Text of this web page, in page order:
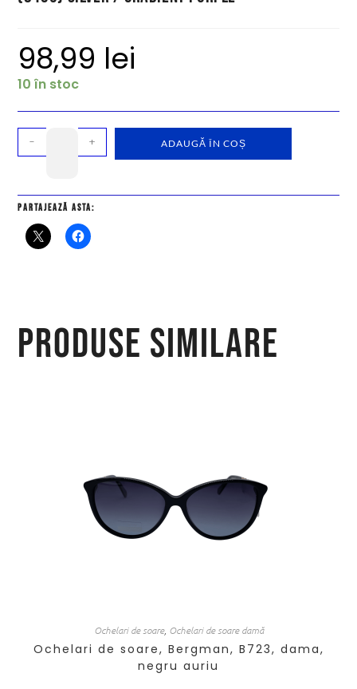
98,99 lei
10 în stoc
- + ADAUGĂ ÎN COȘ
Partajează asta:
Produse similare
Ochelari de soare, Ochelari de soare damă
Ochelari de soare, Bergman, B723, dama,
negru auriu